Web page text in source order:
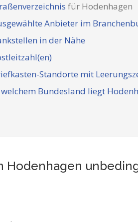
für Hodenhagen
Anbieter im
in der Nähe
Standorte mit
Bundesland liegt
Hodenhagen